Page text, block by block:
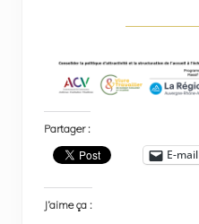
Partager :
E-mail
J’aime ça :